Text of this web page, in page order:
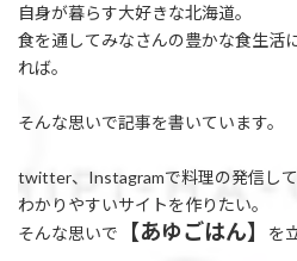
自身が暮らす大好きな北海道。
食を通してみなさんの豊かな食生活
れば。
そんな思いで記事を書いています。
twitter、Instagramで料理の発信し
わかりやすいサイトを作りたい。
そんな思いで
【あゆごはん】 を